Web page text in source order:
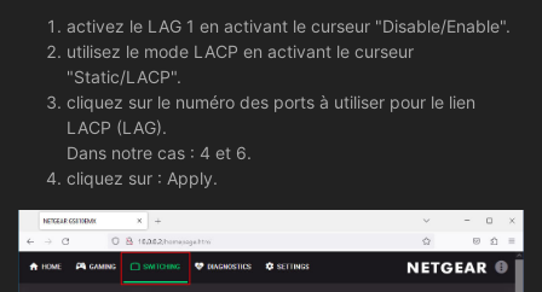
activez le LAG 1 en activant le curseur "Disable/Enable".
utilisez le mode LACP en activant le curseur
"Static/LACP".
cliquez sur le numéro des ports à utiliser pour le lien
LACP (LAG).
Dans notre cas : 4 et 6.
cliquez sur : Apply.